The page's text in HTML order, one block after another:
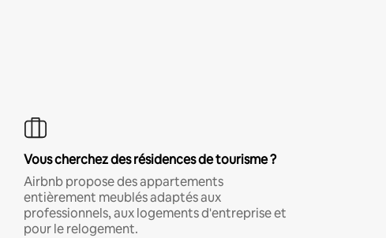
Vous cherchez des résidences de tourisme ?
Airbnb propose des appartements
entièrement meublés adaptés aux
professionnels, aux logements d'entreprise et
pour le relogement.